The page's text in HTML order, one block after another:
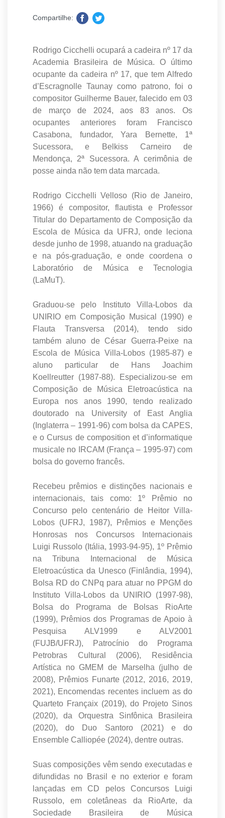
Compartilhe:
Rodrigo Cicchelli ocupará a cadeira nº 17 da
Academia Brasileira de Música. O último
ocupante da cadeira nº 17, que tem Alfredo
d’Escragnolle Taunay como patrono, foi o
compositor Guilherme Bauer, falecido em 03
de março de 2024, aos 83 anos. Os
ocupantes anteriores foram Francisco
Casabona, fundador, Yara Bernette, 1ª
Sucessora, e Belkiss Carneiro de
Mendonça, 2ª Sucessora. A cerimônia de
posse ainda não tem data marcada.
Rodrigo Cicchelli Velloso (Rio de Janeiro,
1966) é compositor, flautista e Professor
Titular do Departamento de Composição da
Escola de Música da UFRJ, onde leciona
desde junho de 1998, atuando na graduação
e na pós-graduação, e onde coordena o
Laboratório de Música e Tecnologia
(LaMuT).
Graduou-se pelo Instituto Villa-Lobos da
UNIRIO em Composição Musical (1990) e
Flauta Transversa (2014), tendo sido
também aluno de César Guerra-Peixe na
Escola de Música Villa-Lobos (1985-87) e
aluno particular de Hans Joachim
Koellreutter (1987-88). Especializou-se em
Composição de Música Eletroacústica na
Europa nos anos 1990, tendo realizado
doutorado na University of East Anglia
(Inglaterra – 1991-96) com bolsa da CAPES,
e o Cursus de composition et d’informatique
musicale no IRCAM (França – 1995-97) com
bolsa do governo francês.
Recebeu prêmios e distinções nacionais e
internacionais, tais como: 1º Prêmio no
Concurso pelo centenário de Heitor Villa-
Lobos (UFRJ, 1987), Prêmios e Menções
Honrosas nos Concursos Internacionais
Luigi Russolo (Itália, 1993-94-95), 1º Prêmio
na Tribuna Internacional de Música
Eletroacústica da Unesco (Finlândia, 1994),
Bolsa RD do CNPq para atuar no PPGM do
Instituto Villa-Lobos da UNIRIO (1997-98),
Bolsa do Programa de Bolsas RioArte
(1999), Prêmios dos Programas de Apoio à
Pesquisa ALV1999 e ALV2001
(FUJB/UFRJ), Patrocínio do Programa
Petrobras Cultural (2006), Residência
Artística no GMEM de Marselha (julho de
2008), Prêmios Funarte (2012, 2016, 2019,
2021), Encomendas recentes incluem as do
Quarteto Françaix (2019), do Projeto Sinos
(2020), da Orquestra Sinfônica Brasileira
(2020), do Duo Santoro (2021) e do
Ensemble Calliopée (2024), dentre outras.
Suas composições vêm sendo executadas e
difundidas no Brasil e no exterior e foram
lançadas em CD pelos Concursos Luigi
Russolo, em coletâneas da RioArte, da
Sociedade Brasileira de Música